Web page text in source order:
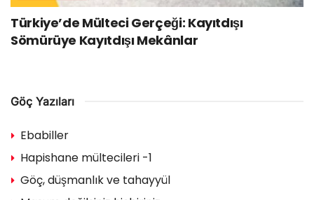
Türkiye’de Mülteci Gerçeği: Kayıtdışı
Sömürüye Kayıtdışı Mekânlar
Göç Yazıları
Ebabiller
Hapishane mültecileri -1
Göç, düşmanlık ve tahayyül